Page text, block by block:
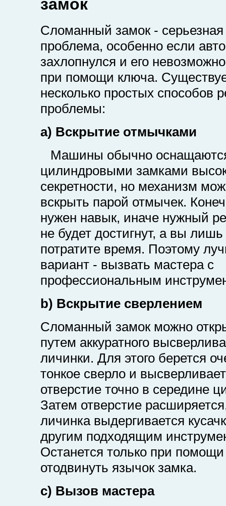
замок
Сломанный замок - серьезная
проблема, особенно если
захлопнулся и его
при помощи ключа.
несколько простых способов
проблемы:
a) Вскрытие отмычками
Машины обычно
цилиндровыми замками
секретности, но механизм
вскрыть парой отмычек.
нужен навык, иначе нужный
не будет достигнут, а вы лишь
потратите время. Поэтому
вариант - вызвать мастера с
профессиональным
b) Вскрытие сверлением
Сломанный замок можно
путем аккуратного
личинки. Для этого берется
тонкое сверло и
отверстие точно в середине
Затем отверстие
личинка выдергивается
другим подходящим
Останется только при помощи
отодвинуть язычок замка.
c) Вызов мастера